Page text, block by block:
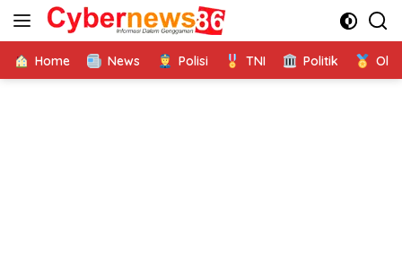
Langsung
Home News Polisi TNI Politik